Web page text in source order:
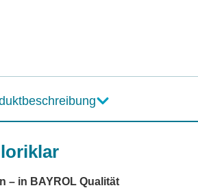
– in BAYROL Qualität